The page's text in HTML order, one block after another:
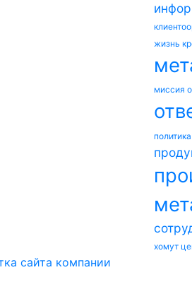
жизнь
миссия
политика
хомут
сайта компании